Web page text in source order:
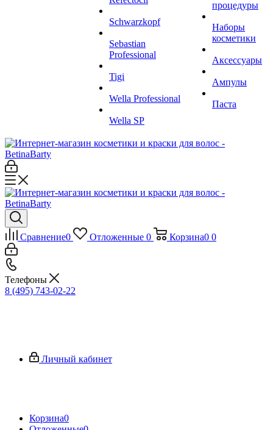
Schwarzkopf
Sebastian
Professional
Tigi
Wella Professional
Wella SP
процедуры
Наборы
косметики
Аксессуары
Ампулы
Паста
Сравнение0 Отложенные 0 Корзина0 0
Телефоны
8 (495) 743-02-22
Личный кабинет
Корзина0